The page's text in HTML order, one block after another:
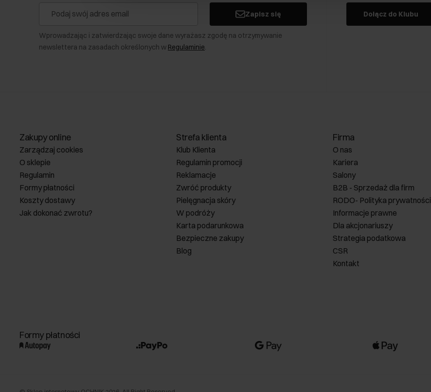
Zapisz się
Wprowadzając i zatwierdzając swoje dane wyrażasz zgodę na otrzymywanie
newslettera na zasadach określonych w Regulaminie.
Dołącz do Klubu
Zakupy online
Zarządzaj cookies
O sklepie
Regulamin
Formy płatności
Koszty dostawy
Jak dokonać zwrotu?
Strefa klienta
Klub Klienta
Regulamin promocji
Reklamacje
Zwróć produkty
Pielęgnacja skóry
W podróży
Karta podarunkowa
Bezpieczne zakupy
Blog
Firma
O nas
Kariera
Salony
B2B - Sprzedaż dla firm
RODO- Polityka prywatności
Informacje prawne
Dla akcjonariuszy
Strategia podatkowa
CSR
Kontakt
Formy płatności